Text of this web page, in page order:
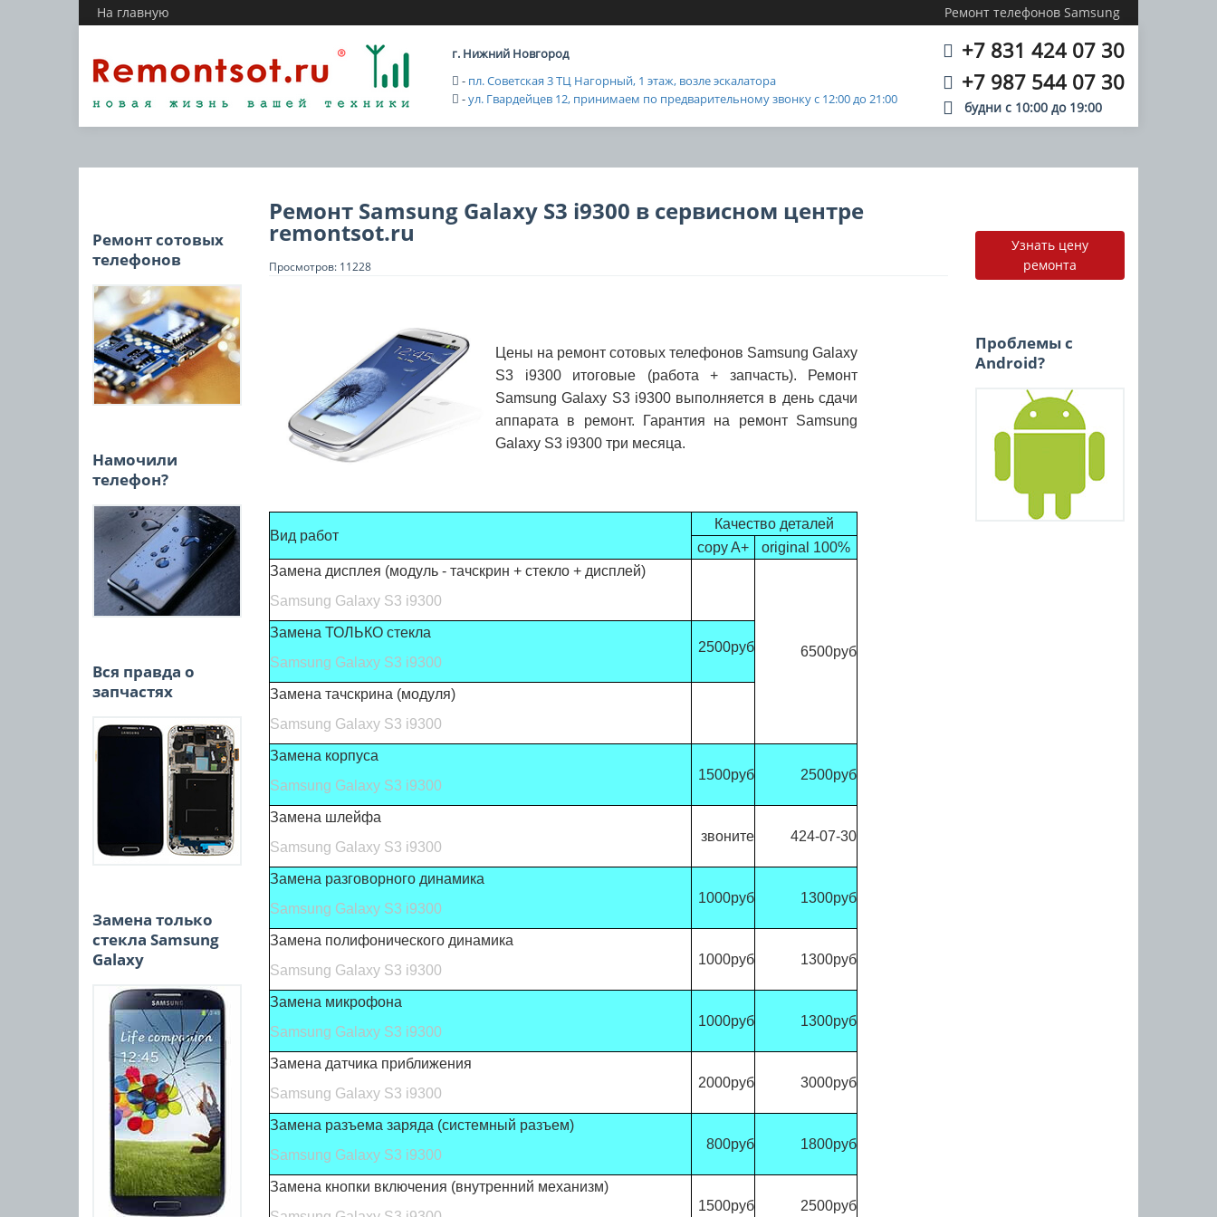
На главную Ремонт телефонов Samsung
г. Нижний Новгород
- пл. Советская 3 ТЦ Нагорный, 1 этаж, возле эскалатора
-ул. Гвардейцев 12, принимаем по предварительному звонку с 12:00 до 21:00
+7 831 424 07 30
+7 987 544 07 30
будни с 10:00 до 19:00
Ремонт Samsung Galaxy S3 i9300 в сервисном центре
remontsot.ru
Просмотров: 11228
Цены на ремонт сотовых телефонов Samsung Galaxy
S3 i9300 итоговые (работа + запчасть). Ремонт
Samsung Galaxy S3 i9300 выполняется в день сдачи
аппарата в ремонт. Гарантия на ремонт Samsung
Galaxy S3 i9300 три месяца.
Вид работ
Качество деталей
copy A+
original 100%
Замена дисплея (модуль - тачскрин + стекло + дисплей)
Samsung Galaxy S3 i9300
6500руб
Замена ТОЛЬКО стекла
Samsung Galaxy S3 i9300
2500руб
Замена тачскрина (модуля)
Samsung Galaxy S3 i9300
Замена корпуса
Samsung Galaxy S3 i9300
1500руб 2500руб
Замена шлейфа
Samsung Galaxy S3 i9300
звоните 424-07-30
Замена разговорного динамика
Samsung Galaxy S3 i9300
1000руб 1300руб
Замена полифонического динамика
Samsung Galaxy S3 i9300
1000руб 1300руб
Замена микрофона
Samsung Galaxy S3 i9300
1000руб 1300руб
Замена датчика приближения
Samsung Galaxy S3 i9300
2000руб 3000руб
Замена разъема заряда (системный разъем)
Samsung Galaxy S3 i9300
800руб 1800руб
Замена кнопки включения (внутренний механизм)
1500руб 2500руб
Ремонт сотовых
телефонов
Намочили
телефон?
Вся правда о
запчастях
Замена только
стекла Samsung
Galaxy
Узнать цену
ремонта
Проблемы с
Android?